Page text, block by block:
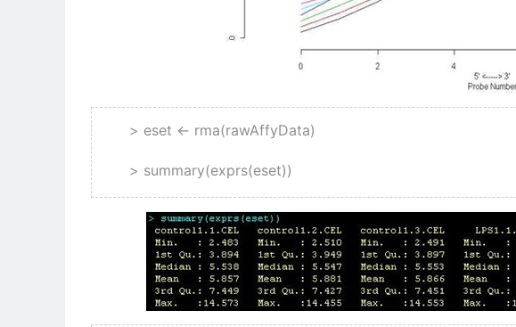
> eset <- rma(rawAffyData)
> summary(exprs(eset))